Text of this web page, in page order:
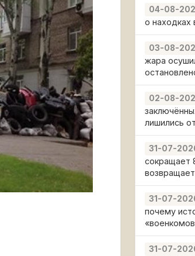
04-08-
о
03-08-
жара
02-08-
лишились
31-07-
сокращает
31-07-
почему
31-07-